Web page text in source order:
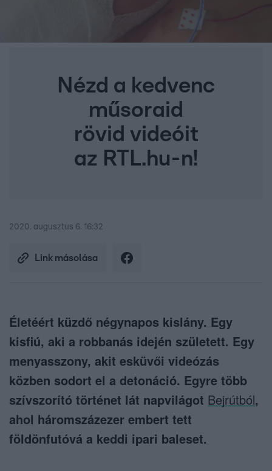
Nézd a kedvenc
műsoraid
rövid videóit
az RTL.hu-n!
2020. augusztus 6. 16:32
Link másolása
Életéért küzdő négynapos kislány. Egy
kisfiú, aki a robbanás idején született. Egy
menyasszony, akit esküvői videózás
közben sodort el a detonáció. Egyre több
szívszorító történet lát napvilágot Bejrútból,
ahol háromszázezer embert tett
földönfutóvá a keddi ipari baleset.